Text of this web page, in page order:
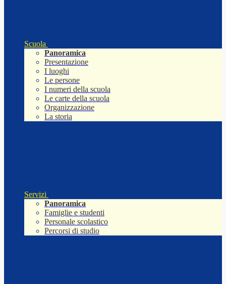
Scuola
Panoramica
Presentazione
I luoghi
Le persone
I numeri della scuola
Le carte della scuola
Organizzazione
La storia
Servizi
Panoramica
Famiglie e studenti
Personale scolastico
Percorsi di studio